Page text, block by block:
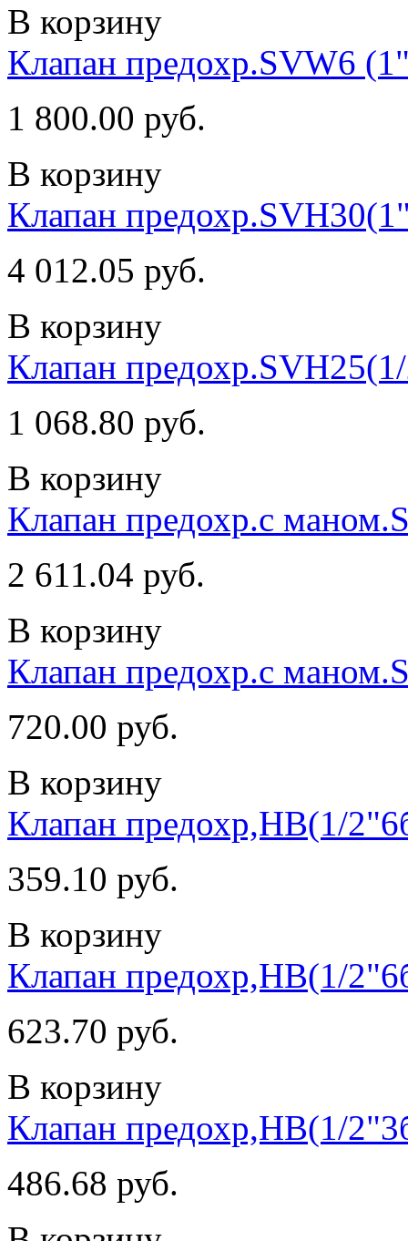
В корзину
Клапан предохр.SVW6
1 800.00 руб.
В корзину
Клапан
4 012.05 руб.
В корзину
Клапан
1 068.80 руб.
В корзину
Клапан предохр.c
2 611.04 руб.
В корзину
Клапан предохр.c
720.00 руб.
В корзину
Клапан предохр,НВ(1/
359.10 руб.
В корзину
Клапан предохр,НВ(1/
623.70 руб.
В корзину
Клапан предохр,НВ(1/
486.68 руб.